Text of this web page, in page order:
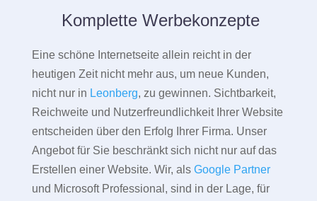
Komplette Werbekonzepte
Eine schöne Internetseite allein reicht in der
heutigen Zeit nicht mehr aus, um neue Kunden,
nicht nur in Leonberg, zu gewinnen. Sichtbarkeit,
Reichweite und Nutzerfreundlichkeit Ihrer Website
entscheiden über den Erfolg Ihrer Firma. Unser
Angebot für Sie beschränkt sich nicht nur auf das
Erstellen einer Website. Wir, als Google Partner
und Microsoft Professional, sind in der Lage, für